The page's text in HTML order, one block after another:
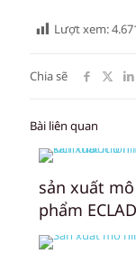
Lượt xem:
Chia sẽ
Bài liên quan
sản xuất
phẩm